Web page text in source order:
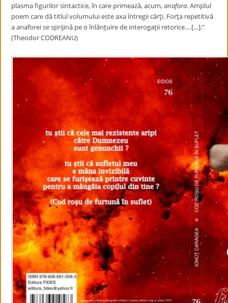
plasma figurilor sintactice, în care primează, acum,anafora. Amplul
poem care dă titlul volumului este axa întregii cărţi. Forţa repetitivă
a anaforei se sprijină pe o înlănţuire de interogaţii retorice.…[…].”
(Theodor CODREANU)